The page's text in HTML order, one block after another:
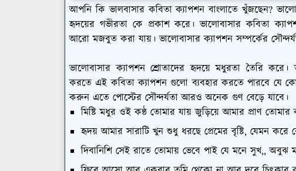
আপনি কি ভালবাসার কবিতা ক্যাপশন বাংলাতে খুঁজছেন?
হৃদয়ের গভীরতা কে প্রকাশ করে। ভালোবাসার কবিতা
আরো মজবুত করা যায়। ভালোবাসার ক্যাপশন সম্পর্কের
ভালোবাসার ক্যাপশন শ্রোতাদের হৃদয়ে মধুরতা তৈরি করে।
করতে এই কবিতা ক্যাপশন গুলো ব্যবহার করতে পারবে যে
করুন এতে পোস্টের সৌন্দর্যতা আরও অনেক গুণ বেড়ে যাবে।
মিষ্টি মধুর ওই কন্ঠ তোমার যায় জুড়িয়ে আমার প্রাণ তোমার
হৃদয় আমার সারাটি খুন শুধু ধরছে প্রেমের বৃষ্টি, যেমন করে
দিবানিশি সেই রাতে তোমায় ভেবে পাই যে মনে সুখ,,